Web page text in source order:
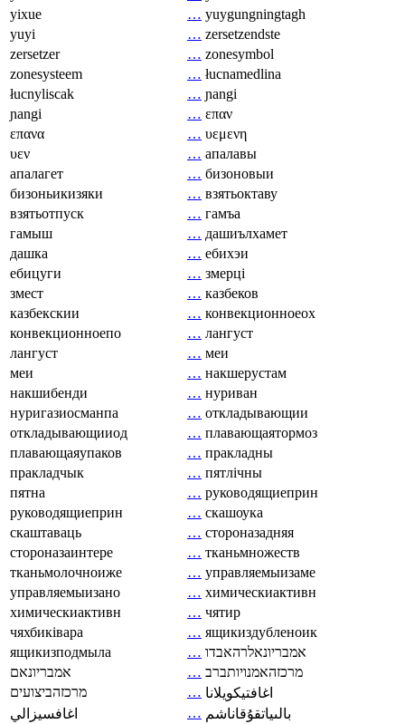
yixue
… yuygungningtagh
yuyi
… zersetzendste
zersetzer
… zonesymbol
zonesysteem
… łucnamedlina
łucnyliscak
… ɲangi
ɲangi
… επαν
επανα
… υεμενη
υεν
… апалавы
апалагет
… бизоновыи
бизоньикизяки
… взятьоктаву
взятьотпуск
… гамъа
гамыш
… дашиълхамет
дашка
… ебихэи
ебицуги
… змерці
змест
… казбеков
казбекскии
… конвекционноеох
конвекционноепо
… лангуст
лангуст
… меи
меи
… накшерустам
накшибенди
… нуриван
нуригазиосманпа
… откладывающии
откладывающииод
… плавающаятормоз
плавающаяупаков
… пракладны
пракладчык
… пятлічны
пятна
… руководящиеприн
руководящиеприн
… скашоука
скаштаваць
… стороназадняя
стороназаинтере
… тканьмножеств
тканьмолочноиже
… управляемыизаме
управляемыизано
… химическиактивн
химическиактивн
… чятир
чяхбиківара
… ящикиздубленоик
ящикизподмыла
… אמבריונאלרהאבדו
אמבריונאם
… מרכזהאמנויותברב
מרכזהביצועים
… اغافتيكويلانا
اغافسيزالي
… بالىياتقۇقاناشم